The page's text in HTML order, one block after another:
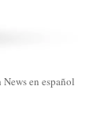
en español